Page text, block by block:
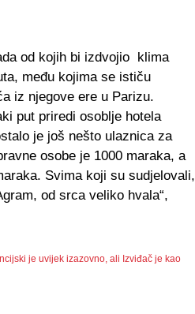
od kojih bi izdvojio klima
među kojima se ističu
iz njegove ere u Parizu.
put priredi osoblje hotela
je još nešto ulaznica za
osobe je 1000 maraka, a
Svima koji su sudjelovali,
od srca veliko hvala“,
je uvijek izazovno, ali Izviđač je kao